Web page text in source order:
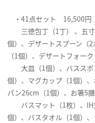
・41点セット 16,500円
三徳包丁（1丁） 、五寸
個）、デザートスプーン（
（1個）、デザートフォーク
大皿（1個）、バススポ
個）、マグカップ（1個）
パン26cm（1個）、お箸5膳
バスマット（1枚）、IH
個）、バスタオル（1個）